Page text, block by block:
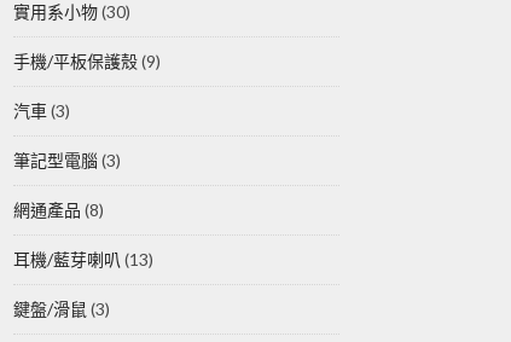
實用系小物(30)
手機/平板保護殼(9)
汽車 (3)
筆記型電腦(3)
網通產品 (8)
耳機/藍芽喇叭 (13)
鍵盤/滑鼠 (3)